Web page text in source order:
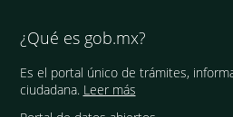
¿Qué es gob.mx?
Es el portal único de trámites,
ciudadana. Leer más